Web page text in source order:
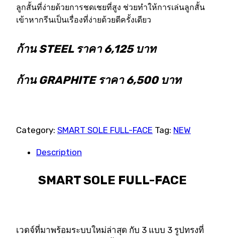
ลูกสั้นที่ง่ายด้วยการชดเชยที่สูง ช่วยทำให้การเล่นลูกสั้น
เข้าหากรีนเป็นเรื่องที่ง่ายด้วยตีครั้งเดียว
ก้าน STEEL ราคา 6,125 บาท
ก้าน GRAPHITE ราคา 6,500 บาท
Category: SMART SOLE FULL-FACE Tag: NEW
Description
SMART SOLE FULL-FACE
เวดจ์ที่มาพร้อมระบบใหม่ล่าสุด กับ 3 แบบ 3 รูปทรงที่